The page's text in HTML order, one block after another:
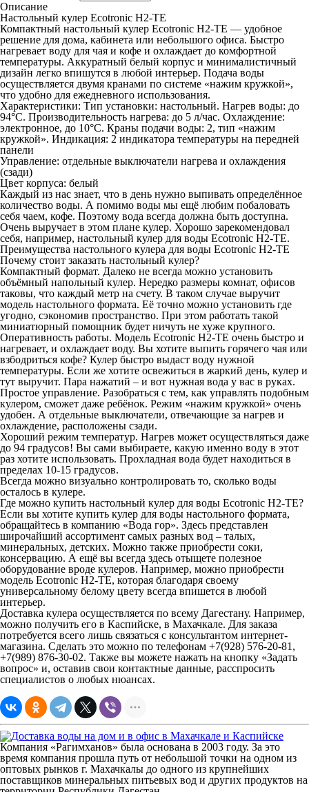
Описание
Настольный кулер Ecotronic H2-TE
Компактный настольный кулер Ecotronic H2-TE — удобное
решение для дома, кабинета или небольшого офиса. Быстро
нагревает воду для чая и кофе и охлаждает до комфортной
температуры. Аккуратный белый корпус и минималистичный
дизайн легко впишутся в любой интерьер. Подача воды
осуществляется двумя кранами по системе «нажим кружкой»,
что удобно для ежедневного использования.
Характеристики: Тип установки: настольный. Нагрев воды: до
94°C. Производительность нагрева: до 5 л/час. Охлаждение:
электронное, до 10°C. Краны подачи воды: 2, тип «нажим
кружкой». Индикация: 2 индикатора температуры на передней
панели
Управление: отдельные выключатели нагрева и охлаждения
(сзади)
Цвет корпуса: белый
Каждый из нас знает, что в день нужно выпивать определённое
количество воды. А помимо воды мы ещё любим побаловать
себя чаем, кофе. Поэтому вода всегда должна быть доступна.
Очень выручает в этом плане кулер. Хорошо зарекомендовал
себя, например, настольный кулер для воды Ecotronic H2-TE.
Преимущества настольного кулера для воды Ecotronic H2-TE
Почему стоит заказать настольный кулер?
Компактный формат. Далеко не всегда можно установить
объёмный напольный кулер. Нередко размеры комнат, офисов
таковы, что каждый метр на счету. В таком случае выручит
модель настольного формата. Её точно можно установить где
угодно, сэкономив пространство. При этом работать такой
миниатюрный помощник будет ничуть не хуже крупного.
Оперативность работы. Модель Ecotronic H2-TE очень быстро и
нагревает, и охлаждает воду. Вы хотите выпить горячего чая или
взбодриться кофе? Кулер быстро выдаст воду нужной
температуры. Если же хотите освежиться в жаркий день, кулер и
тут выручит. Пара нажатий – и вот нужная вода у вас в руках.
Простое управление. Разобраться с тем, как управлять подобным
кулером, сможет даже ребёнок. Режим «нажим кружкой» очень
удобен. А отдельные выключатели, отвечающие за нагрев и
охлаждение, расположены сзади.
Хороший режим температур. Нагрев может осуществляться даже
до 94 градусов! Вы сами выбираете, какую именно воду в этот
раз хотите использовать. Прохладная вода будет находиться в
пределах 10-15 градусов.
Всегда можно визуально контролировать то, сколько воды
осталось в кулере.
Где можно купить настольный кулер для воды Ecotronic H2-TE?
Если вы хотите купить кулер для воды настольного формата,
обращайтесь в компанию «Вода гор». Здесь представлен
широчайший ассортимент самых разных вод – талых,
минеральных, детских. Можно также приобрести соки,
консервацию. А ещё вы всегда здесь отыщете полезное
оборудование вроде кулеров. Например, можно приобрести
модель Ecotronic H2-TE, которая благодаря своему
универсальному белому цвету всегда впишется в любой
интерьер.
Доставка кулера осуществляется по всему Дагестану. Например,
можно получить его в Каспийске, в Махачкале. Для заказа
потребуется всего лишь связаться с консультантом интернет-
магазина. Сделать это можно по телефонам +7(928) 576-20-81,
+7(989) 876-30-02. Также вы можете нажать на кнопку «Задать
вопрос» и, оставив свои контактные данные, расспросить
специалистов о любых нюансах.
Компания «Рагимханов» была основана в 2003 году. За это
время компания прошла путь от небольшой точки на одном из
оптовых рынков г. Махачкалы до одного из крупнейших
поставщиков минеральных питьевых вод и других продуктов на